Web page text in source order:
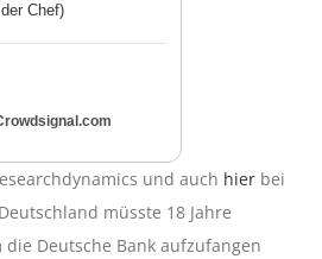
Chef)
und auch hier bei
müsste 18 Jahre
Deutsche Bank aufzufangen